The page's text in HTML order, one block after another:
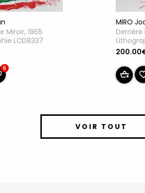
Miroir, 1965
LCD8337
5
MIRO
Derrière
VOIR TOUT